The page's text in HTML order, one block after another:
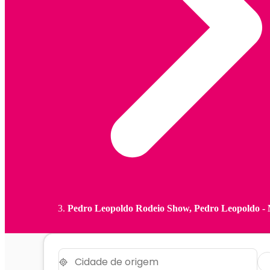
Pedro Leopoldo Rodeio Show, Pedro Leopoldo -